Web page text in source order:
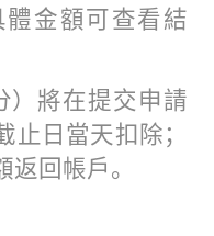
金額可查看結
）將在提交申請
止日當天扣除；
回帳戶。